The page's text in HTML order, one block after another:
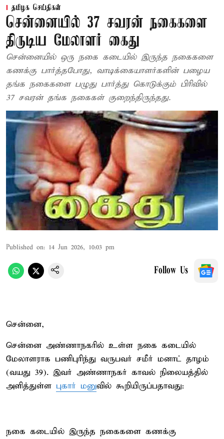
தமிழக செய்திகள்
சென்னையில் 37 சவரன் நகைகளை
திருடிய மேலாளர் கைது
சென்னையில் ஒரு நகை கடையில் இருந்த நகைகளை
கணக்கு பார்த்தபோது, வாடிக்கையாளர்களின் பழைய
தங்க நகைகளை பழுது பார்த்து கொடுக்கும் பிரிவில்
37 சவரன் தங்க நகைகள் குறைந்திருந்தது.
Published on: 14 Jun 2026, 10:03 pm
Follow Us
சென்னை,
சென்னை அண்ணாநகரில் உள்ள நகை கடையில்
மேலாளராக பணிபுரிந்து வருபவர் சமீர் மனாட் தாழம்
(வயது 39). இவர் அண்ணாநகர் காவல் நிலையத்தில்
அளித்துள்ள புகார் மனுவில் கூறியிருப்பதாவது:
நகை கடையில் இருந்த நகைகளை கணக்கு